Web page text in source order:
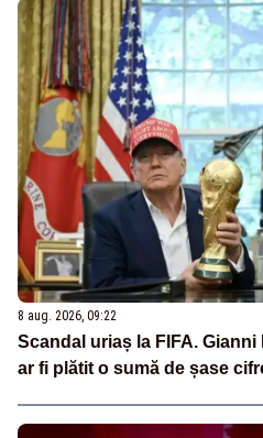
8 aug. 2026, 09:22
Scandal uriaș la FIFA.
ar fi plătit o sumă de șase